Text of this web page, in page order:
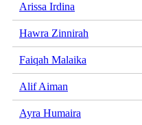
Arissa Irdina
Hawra Zinnirah
Faiqah Malaika
Alif Aiman
Ayra Humaira